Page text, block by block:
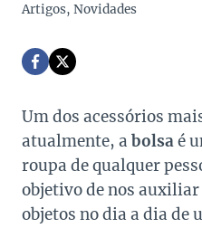
Artigos, Novidades
Um dos acessórios
atualmente, a bolsaé
roupa de qualquer
objetivo de nos
objetos no dia a dia de